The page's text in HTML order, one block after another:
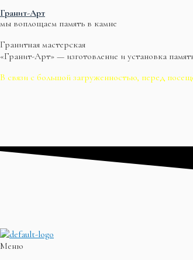
Гранит-Арт
мы воплощаем память в камне
Гранитная мастерская
«Гранит-Арт» — изготовление и установка
В связи с большой загруженностью, перед
Меню